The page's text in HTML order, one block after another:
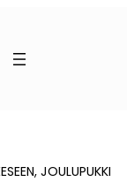
JOULUPUKKI